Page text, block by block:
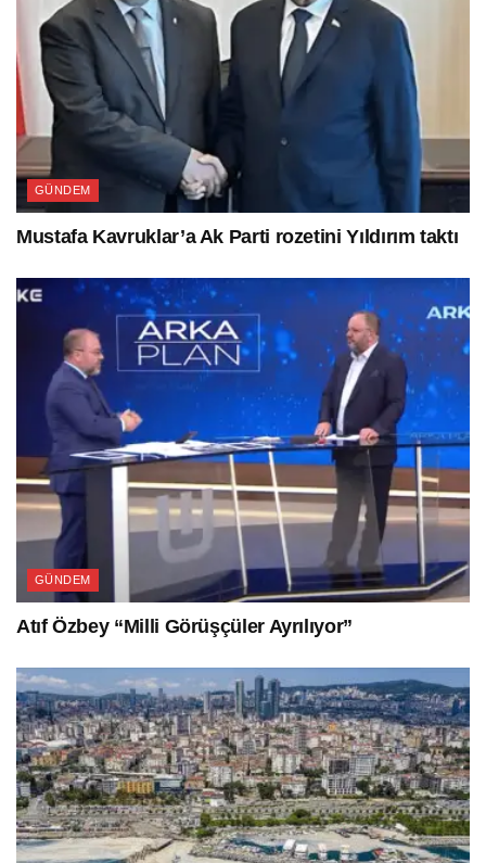
GÜNDEM
Mustafa Kavruklar’a Ak Parti rozetini Yıldırım taktı
GÜNDEM
Atıf Özbey “Milli Görüşçüler Ayrılıyor”